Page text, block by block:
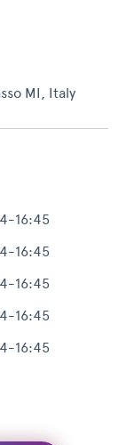
MI, Italy
16:45
16:45
16:45
16:45
16:45